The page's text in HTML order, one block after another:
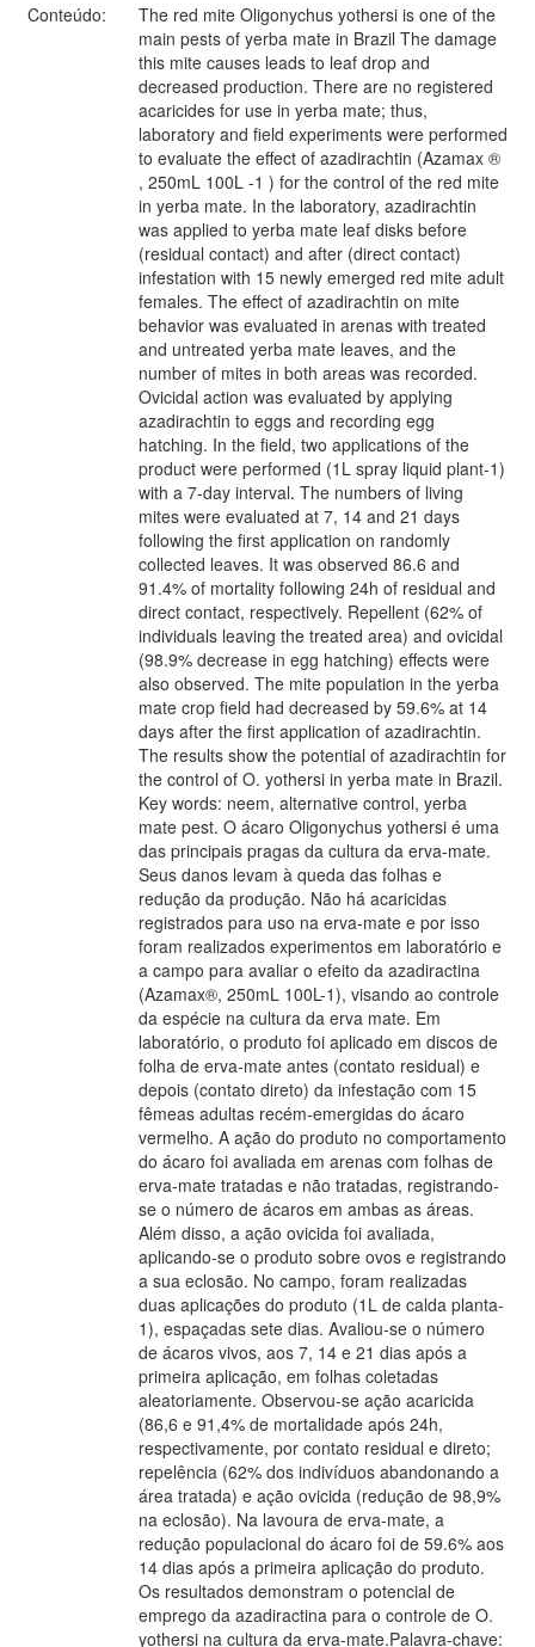
Conteúdo:
The red mite Oligonychus yothersi is one of the
main pests of yerba mate in Brazil The damage
this mite causes leads to leaf drop and
decreased production. There are no registered
acaricides for use in yerba mate; thus,
laboratory and field experiments were performed
to evaluate the effect of azadirachtin (Azamax ®
, 250mL 100L -1 ) for the control of the red mite
in yerba mate. In the laboratory, azadirachtin
was applied to yerba mate leaf disks before
(residual contact) and after (direct contact)
infestation with 15 newly emerged red mite adult
females. The effect of azadirachtin on mite
behavior was evaluated in arenas with treated
and untreated yerba mate leaves, and the
number of mites in both areas was recorded.
Ovicidal action was evaluated by applying
azadirachtin to eggs and recording egg
hatching. In the field, two applications of the
product were performed (1L spray liquid plant-1)
with a 7-day interval. The numbers of living
mites were evaluated at 7, 14 and 21 days
following the first application on randomly
collected leaves. It was observed 86.6 and
91.4% of mortality following 24h of residual and
direct contact, respectively. Repellent (62% of
individuals leaving the treated area) and ovicidal
(98.9% decrease in egg hatching) effects were
also observed. The mite population in the yerba
mate crop field had decreased by 59.6% at 14
days after the first application of azadirachtin.
The results show the potential of azadirachtin for
the control of O. yothersi in yerba mate in Brazil.
Key words: neem, alternative control, yerba
mate pest. O ácaro Oligonychus yothersi é uma
das principais pragas da cultura da erva-mate.
Seus danos levam à queda das folhas e
redução da produção. Não há acaricidas
registrados para uso na erva-mate e por isso
foram realizados experimentos em laboratório e
a campo para avaliar o efeito da azadiractina
(Azamax®, 250mL 100L-1), visando ao controle
da espécie na cultura da erva mate. Em
laboratório, o produto foi aplicado em discos de
folha de erva-mate antes (contato residual) e
depois (contato direto) da infestação com 15
fêmeas adultas recém-emergidas do ácaro
vermelho. A ação do produto no comportamento
do ácaro foi avaliada em arenas com folhas de
erva-mate tratadas e não tratadas, registrando-
se o número de ácaros em ambas as áreas.
Além disso, a ação ovicida foi avaliada,
aplicando-se o produto sobre ovos e registrando
a sua eclosão. No campo, foram realizadas
duas aplicações do produto (1L de calda planta-
1), espaçadas sete dias. Avaliou-se o número
de ácaros vivos, aos 7, 14 e 21 dias após a
primeira aplicação, em folhas coletadas
aleatoriamente. Observou-se ação acaricida
(86,6 e 91,4% de mortalidade após 24h,
respectivamente, por contato residual e direto;
repelência (62% dos indivíduos abandonando a
área tratada) e ação ovicida (redução de 98,9%
na eclosão). Na lavoura de erva-mate, a
redução populacional do ácaro foi de 59.6% aos
14 dias após a primeira aplicação do produto.
Os resultados demonstram o potencial de
emprego da azadiractina para o controle de O.
yothersi na cultura da erva-mate.Palavra-chave: